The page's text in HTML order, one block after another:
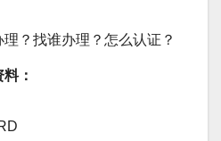
：